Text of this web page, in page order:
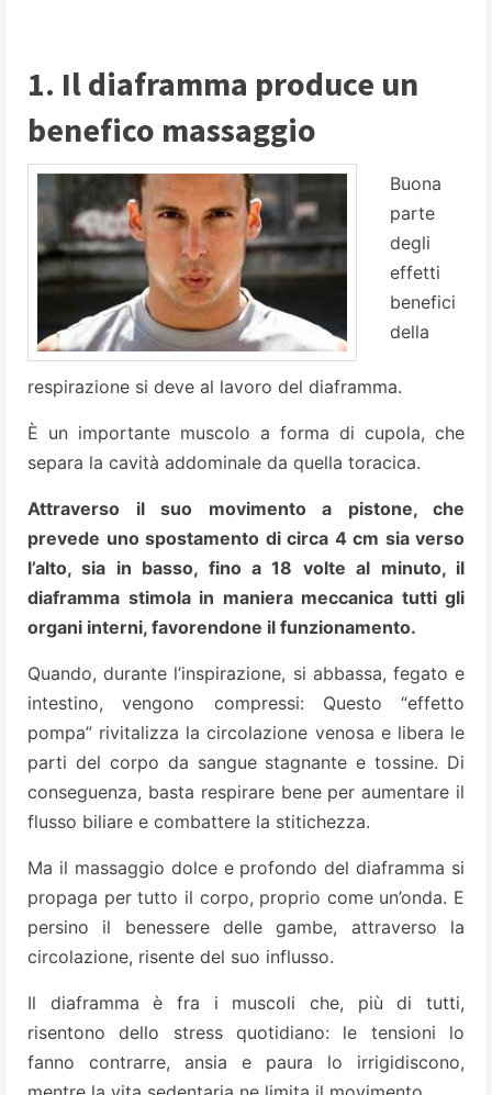
1. Il diaframma produce un
benefico massaggio
Buona
parte
degli
effetti
benefici
della
respirazione si deve al lavoro del diaframma.
È un importante muscolo a forma di cupola, che
separa la cavità addominale da quella toracica.
Attraverso il suo movimento a pistone, che
prevede uno spostamento di circa 4 cm sia verso
l’alto, sia in basso, fino a 18 volte al minuto, il
diaframma stimola in maniera meccanica tutti gli
organi interni, favorendone il funzionamento.
Quando, durante l’inspirazione, si abbassa, fegato e
intestino, vengono compressi: Questo “effetto
pompa” rivitalizza la circolazione venosa e libera le
parti del corpo da sangue stagnante e tossine. Di
conseguenza, basta respirare bene per aumentare il
flusso biliare e combattere la stitichezza.
Ma il massaggio dolce e profondo del diaframma si
propaga per tutto il corpo, proprio come un’onda. E
persino il benessere delle gambe, attraverso la
circolazione, risente del suo influsso.
Il diaframma è fra i muscoli che, più di tutti,
risentono dello stress quotidiano: le tensioni lo
fanno contrarre, ansia e paura lo irrigidiscono,